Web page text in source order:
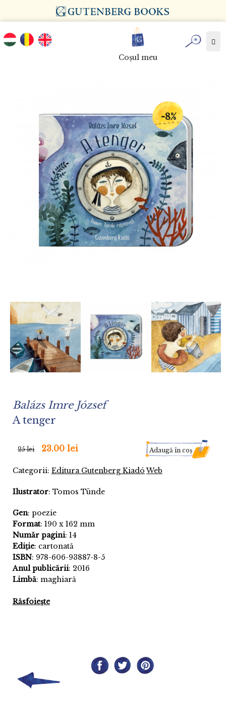
Coşul meu
-8%
Balázs Imre József
A tenger
25 lei 23.00 lei Adaugă în coş
Categorii: Editura Gutenberg Kiadó Web
Ilustrator: Tomos Tünde
Gen: poezie
Format: 190 x 162 mm
Număr pagini: 14
Ediție: cartonată
ISBN: 978-606-93887-8-5
Anul publicării: 2016
Limbă: maghiară
Răsfoiește